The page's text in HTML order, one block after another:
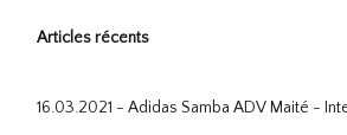
Articles récents
16.03.2021 - Adidas Samba ADV Maité -